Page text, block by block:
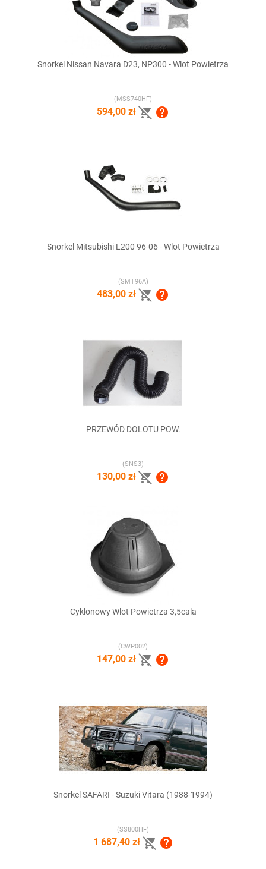
Snorkel Nissan Navara D23, NP300 - Wlot Powietrza
(MSS740HF)
594,00 zł  
Snorkel Mitsubishi L200 96-06 - Wlot Powietrza
(SMT96A)
483,00 zł  
PRZEWÓD DOLOTU POW.
(SNS3)
130,00 zł  
Cyklonowy Wlot Powietrza 3,5cala
(CWP002)
147,00 zł  
Snorkel SAFARI - Suzuki Vitara (1988-1994)
(SS800HF)
1 687,40 zł  